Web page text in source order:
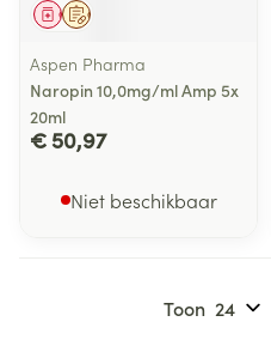
Op voorschrift
Geneesmiddel
Aspen Pharma
Naropin 10,0mg/ml Amp 5x
20ml
€ 50,97
Niet beschikbaar
Toon